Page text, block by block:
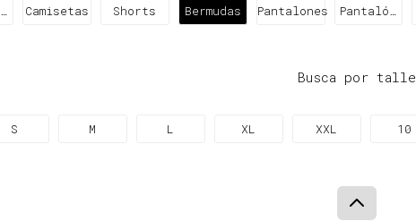
Camisetas Shorts Bermudas Pantalones
Pantalón
Busca por talle
S M L XL XXL 10